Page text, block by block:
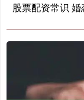
股票配资常识